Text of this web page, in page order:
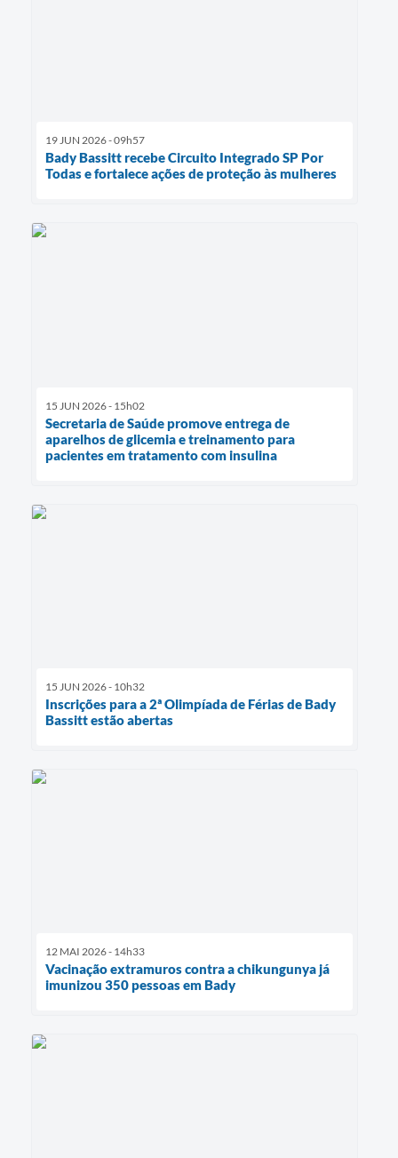
19 JUN 2026 - 09h57
Bady Bassitt recebe Circuito Integrado SP Por
Todas e fortalece ações de proteção às mulheres
15 JUN 2026 - 15h02
Secretaria de Saúde promove entrega de
aparelhos de glicemia e treinamento para
pacientes em tratamento com insulina
15 JUN 2026 - 10h32
Inscrições para a 2ª Olimpíada de Férias de Bady
Bassitt estão abertas
12 MAI 2026 - 14h33
Vacinação extramuros contra a chikungunya já
imunizou 350 pessoas em Bady